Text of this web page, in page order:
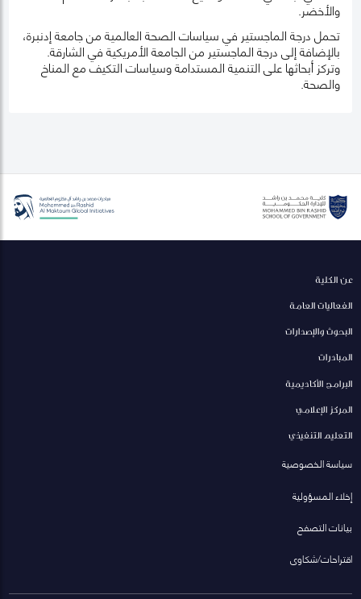
والأخضر.
تحمل درجة الماجستير في سياسات الصحة العالمية من جامعة إدنبرة،
بالإضافة إلى درجة الماجستير من الجامعة الأمريكية في الشارقة.
وتركز أبحاثها على التنمية المستدامة وسياسات التكيف مع المناخ
والصحة.
عن الكلية
الفعاليات العامة
البحوث والإصدارات
المبادرات
البرامج الأكاديمية
المركز الإعلامي
التعليم التنفيذي
سياسة الخصوصية
إخلاء المسؤولية
بيانات التصفح
اقتراحات/شكاوى